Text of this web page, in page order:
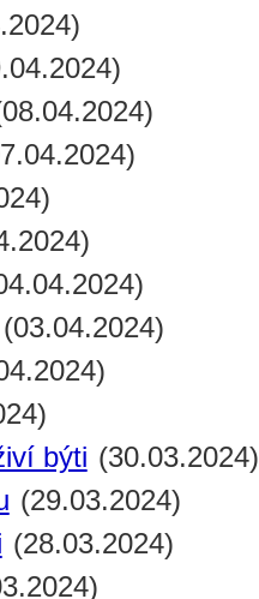
(03.04.2024)
býti (30.03.2024)
(29.03.2024)
(28.03.2024)